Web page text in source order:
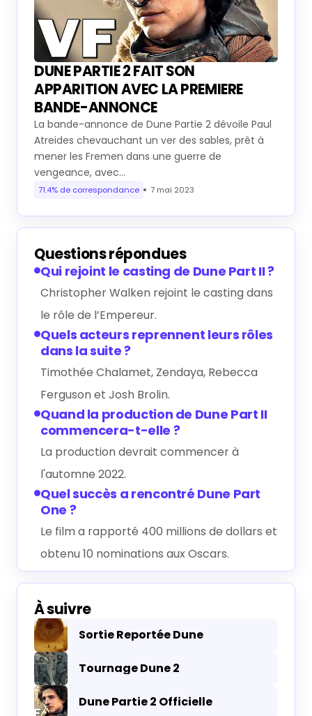
DUNE PARTIE 2 FAIT SON
APPARITION AVEC LA PREMIERE
BANDE-ANNONCE
La bande-annonce de Dune Partie 2 dévoile Paul
Atreides chevauchant un ver des sables, prêt à
mener les Fremen dans une guerre de
vengeance, avec…
71.4% de correspondance 7 mai 2023
Questions répondues
Qui rejoint le casting de Dune Part II ?
Christopher Walken rejoint le casting dans
le rôle de l’Empereur.
Quels acteurs reprennent leurs rôles
dans la suite ?
Timothée Chalamet, Zendaya, Rebecca
Ferguson et Josh Brolin.
Quand la production de Dune Part II
commencera-t-elle ?
La production devrait commencer à
l'automne 2022.
Quel succès a rencontré Dune Part
One ?
Le film a rapporté 400 millions de dollars et
obtenu 10 nominations aux Oscars.
À suivre
Sortie Reportée Dune
Tournage Dune 2
Dune Partie 2 Officielle